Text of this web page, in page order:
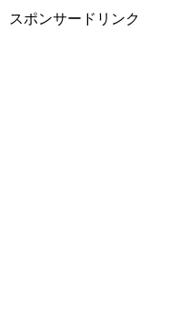
スポンサードリンク